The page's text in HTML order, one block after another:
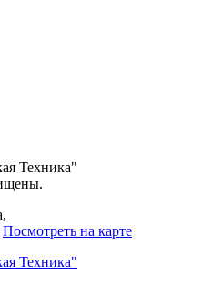
Техника"
Посмотреть на карте